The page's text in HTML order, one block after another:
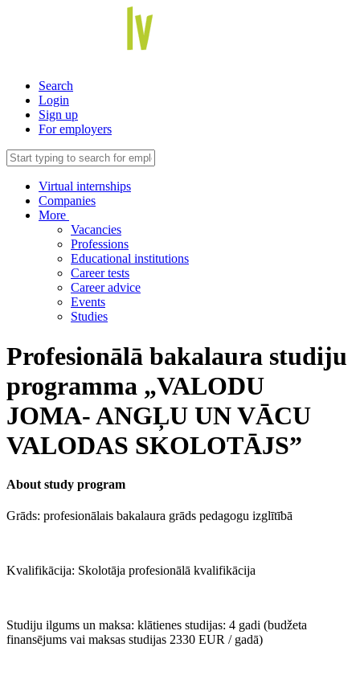
Search
Login
Sign up
For employers
Virtual internships
Companies
More
Vacancies
Professions
Educational institutions
Career tests
Career advice
Events
Studies
Profesionālā bakalaura studiju
programma „VALODU
JOMA- ANGĻU UN VĀCU
VALODAS SKOLOTĀJS”
About study program
Grāds: profesionālais bakalaura grāds pedagogu izglītībā
Kvalifikācija: Skolotāja profesionālā kvalifikācija
Studiju ilgums un maksa: klātienes studijas: 4 gadi (budžeta
finansējums vai maksas studijas 2330 EUR / gadā)